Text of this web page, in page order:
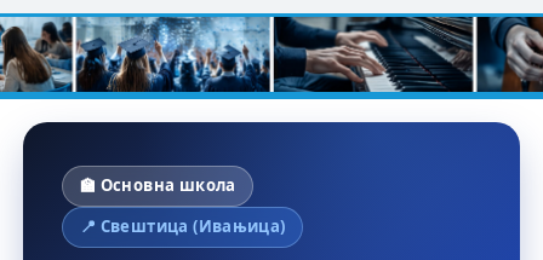
🏫 Основна школа
📍 Свештица (Ивањица)